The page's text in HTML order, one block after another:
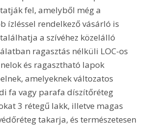
fel, amelyből még a
ízléssel rendelkező vásárló is
a szívéhez közelálló
ragasztás nélküli LOC-os
és ragasztható lapok
amelyeknek változatos
fa vagy parafa díszítőréteg
3 rétegű lakk, illetve magas
takarja, és természetesen